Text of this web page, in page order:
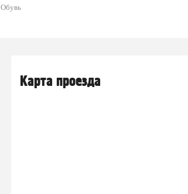
Обувь
Карта проезда